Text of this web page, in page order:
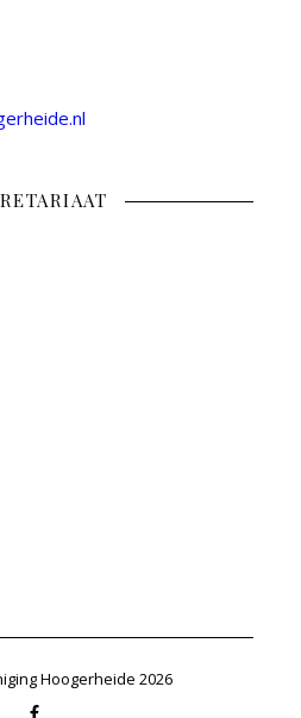
Hoogerheide 2026